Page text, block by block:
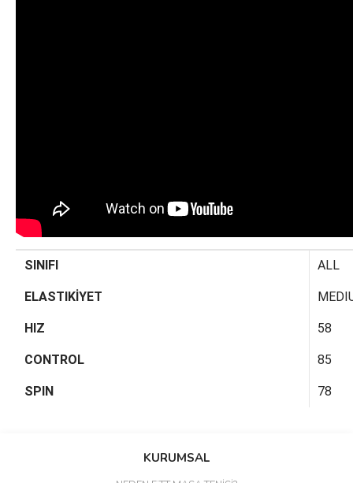
SINIFI ALL
ELASTIKİYET
HIZ 58
CONTROL 85
SPIN 78
Bu ürüne ilk yorumu siz yapın!
KURUMSAL